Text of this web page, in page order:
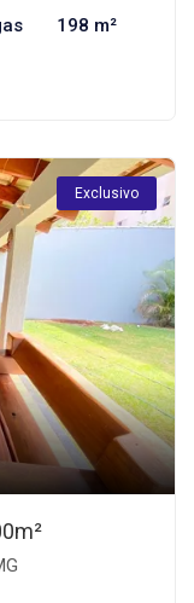
198 m²
Exclusivo